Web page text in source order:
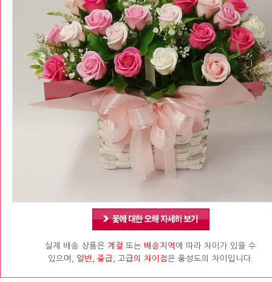
실제 배송 상품은 계절 또는 배송지역 에 따라 차이가 있을 수
있으며, 일반, 중급, 고급의 차이점은 풍성도의 차이입니다.